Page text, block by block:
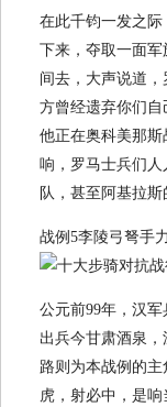
在此千钧一发之
下来，夺取一面
间去，大声说道
方曾经遗弃你们
他正在奥科美那
响，罗马士兵们
队，甚至阿基拉斯
战例5李陵弓弩手
公元前99年，汉军
出兵今甘肃酒泉
路则为本战例的
虎，射必中，是响